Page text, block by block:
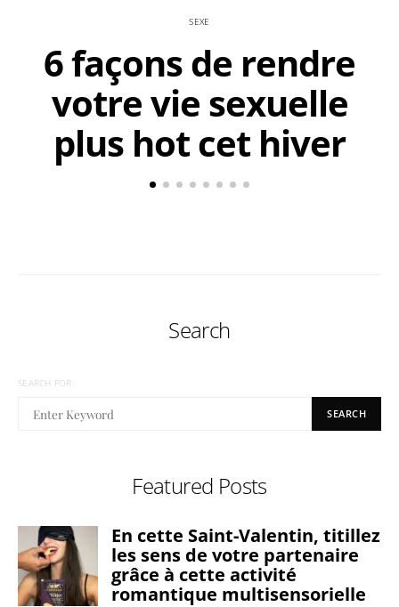
SEXE
6 façons de rendre
votre vie sexuelle
plus hot cet hiver
Search
SEARCH FOR:
SEARCH
Featured Posts
En cette Saint-Valentin, titillez
les sens de votre partenaire
grâce à cette activité
romantique multisensorielle